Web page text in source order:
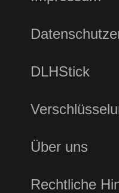
DLHStick
Über uns
Rechtliche